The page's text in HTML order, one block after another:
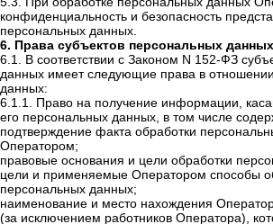
конфиденциальность и безопасность
персональных данных.
6. Права субъектов персональных данных
6.1. В соответствии с Законом N 152-ФЗ
данных имеет следующие права в
данных:
6.1.1. Право на получение информации,
его персональных данных, в том числе
подтверждение факта обработки
Оператором;
правовые основания и цели обработки
цели и применяемые Оператором способы
персональных данных;
наименование и место нахождения
(за исключением работников Оператора),